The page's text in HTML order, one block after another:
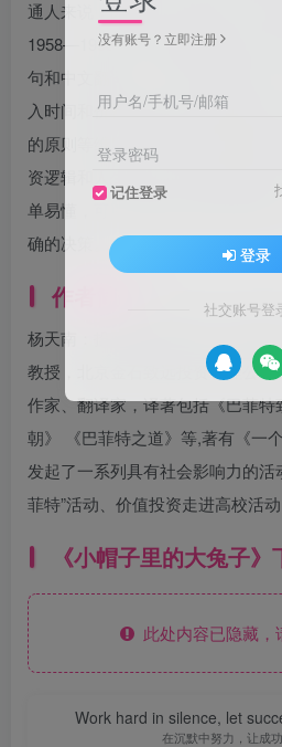
通人来说，阅读有一定难度。本
1958—1993 年巴菲特致股东信中
句和中文翻译），进行深入解读
入时间和价格的选择、股票的选
的原则等维度，讲解巴菲特的投
资逻辑和人生原则，是巴菲特取
单易懂，可以帮助我们更好地在
确的决策。
作者简介
杨天南：投资者教育专家，基金
教授，北京金石致远投资管理公
作家、翻译家，译著包括《巴菲
朝》 《巴菲特之道》等,著有《一
发起了一系列具有社会影响力的活
菲特”活动、价值投资走进高校活
《小帽子里的大兔子》
此处内容已隐藏，
Work hard in silence, let
在沉默中努力，让成
没有账号？立即注册
用户名/手机号/邮箱
登录密码
记住登录
登录
社交账号登